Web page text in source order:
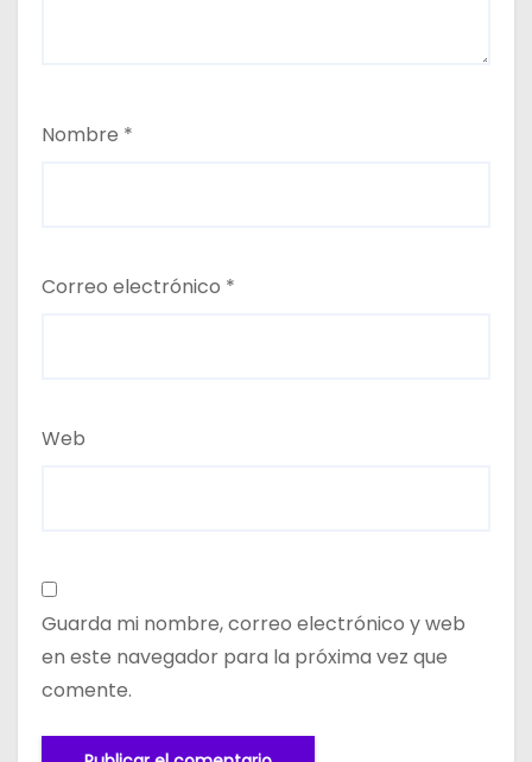
Nombre *
Correo electrónico *
Web
Guarda mi nombre, correo electrónico y web
en este navegador para la próxima vez que
comente.